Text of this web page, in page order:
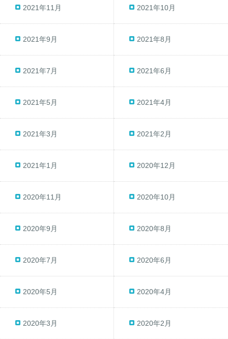
2021年11月 2021年10月
2021年9月 2021年8月
2021年7月 2021年6月
2021年5月 2021年4月
2021年3月 2021年2月
2021年1月 2020年12月
2020年11月 2020年10月
2020年9月 2020年8月
2020年7月 2020年6月
2020年5月 2020年4月
2020年3月 2020年2月